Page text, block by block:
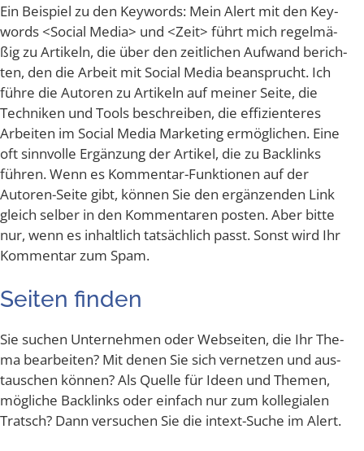
Ein Bei­spiel zu den Key­words: Mein Alert mit den Key­
words <Social Media> und <Zeit> führt mich regel­mä­
ßig zu Arti­keln, die über den zeit­li­chen Auf­wand berich­
ten, den die Arbeit mit Social Media bean­sprucht. Ich
füh­re die Autoren zu Arti­keln auf mei­ner Sei­te, die
Tech­ni­ken und Tools beschrei­ben, die effi­zi­en­te­res
Arbei­ten im Social Media Mar­ke­ting ermög­li­chen. Eine
oft sinn­vol­le Ergän­zung der Arti­kel, die zu Back­links
füh­ren. Wenn es Kom­men­tar-Funk­tio­nen auf der
Autoren-Sei­te gibt, kön­nen Sie den ergän­zen­den Link
gleich sel­ber in den Kom­men­ta­ren pos­ten. Aber bit­te
nur, wenn es inhalt­lich tat­säch­lich passt. Sonst wird Ihr
Kom­men­tar zum Spam.
Sei­ten finden
Sie suchen Unter­neh­men oder Web­sei­ten, die Ihr The­
ma bear­bei­ten? Mit denen Sie sich ver­net­zen und aus­
tau­schen kön­nen? Als Quel­le für Ideen und The­men,
mög­li­che Back­links oder ein­fach nur zum kol­le­gia­len
Tratsch? Dann ver­su­chen Sie die intext-Suche im Alert.